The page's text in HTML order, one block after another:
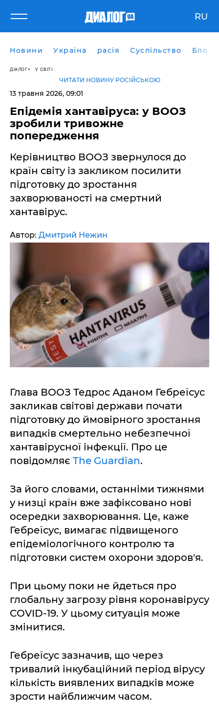
RU
Новини Україна расія Суспільство Блоги
ДІАЛОГ У СВІТІ
ЧИТАТИ НОВИНУ РОСІЙСЬКОЮ
13 травня 2026, 09:01
Епідемія хантавіруса: у ВООЗ
зробили тривожне
попередження
Керівництво ВООЗ звернулося до
країн світу із закликом посилити
підготовку до зростання
захворюваності на смертний
хантавірус.
Автор: Дмитрий Нежин
Глава ВООЗ Тедрос Аданом Гебреїсус
закликав світові держави почати
підготовку до ймовірного зростання
випадків смертельно небезпечної
хантавірусної інфекції. Про це
повідомляє The Guardian.
За його словами, останніми тижнями
у низці країн вже зафіксовано нові
осередки захворювання. Це, каже
Гебреїсус, вимагає підвищеного
епідеміологічного контролю та
підготовки систем охорони здоров'я.
При цьому поки не йдеться про
глобальну загрозу рівня коронавірусу
COVID-19. У цьому ситуація може
змінитися.
Гебреїсус зазначив, що через
тривалий інкубаційний період вірусу
кількість виявлених випадків може
зрости найближчим часом.